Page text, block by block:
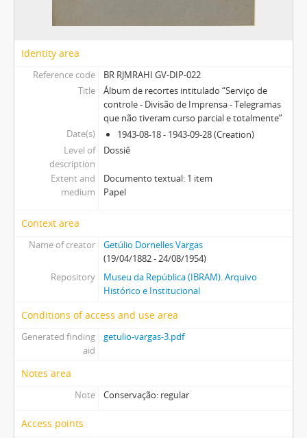
Identity area
Reference code
BR RJMRAHI GV-DIP-022
Title
Álbum de recortes intitulado “Serviço de
controle - Divisão de Imprensa - Telegramas
que não tiveram curso parcial e totalmente”
Date(s)
1943-08-18 - 1943-09-28 (Creation)
Level of
description
Dossiê
Extent and
medium
Documento textual: 1 item
Papel
Context area
Name of creator
Getúlio Dornelles Vargas
(19/04/1882 - 24/08/1954)
Repository
Museu da República (IBRAM). Arquivo
Histórico e Institucional
Conditions of access and use area
Generated finding
aid
getulio-vargas-3.pdf
Notes area
Note Conservação: regular
Access points